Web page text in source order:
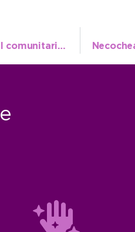
Celebraron la llegada de la primavera con un festival comunitario en el CIM Quequén